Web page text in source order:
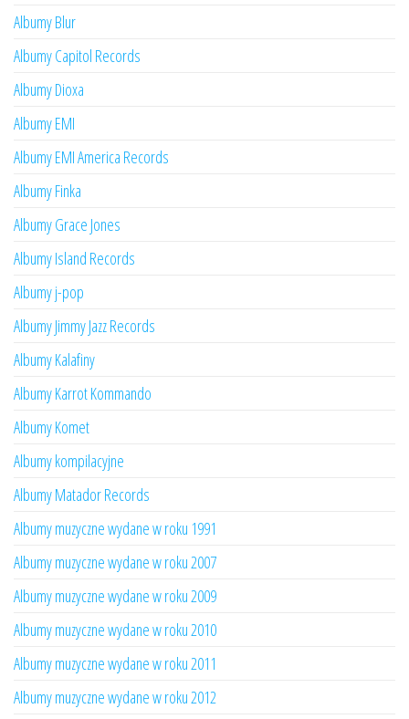
Albumy Blur
Albumy Capitol Records
Albumy Dioxa
Albumy EMI
Albumy EMI America Records
Albumy Finka
Albumy Grace Jones
Albumy Island Records
Albumy j-pop
Albumy Jimmy Jazz Records
Albumy Kalafiny
Albumy Karrot Kommando
Albumy Komet
Albumy kompilacyjne
Albumy Matador Records
Albumy muzyczne wydane w roku 1991
Albumy muzyczne wydane w roku 2007
Albumy muzyczne wydane w roku 2009
Albumy muzyczne wydane w roku 2010
Albumy muzyczne wydane w roku 2011
Albumy muzyczne wydane w roku 2012